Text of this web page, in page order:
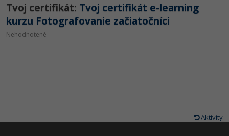
Tvoj certifikát: Tvoj certifikát e-learning
kurzu Fotografovanie začiatočníci
Nehodnotené
Aktivity